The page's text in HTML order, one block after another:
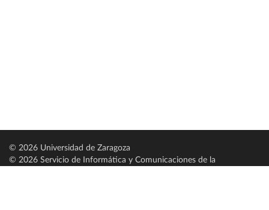
© 2026 Universidad de Zaragoza
© 2026 Servicio de Informática y Comunicaciones de la